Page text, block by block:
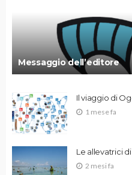
Messaggio dell’editore
Il viaggio di
1 mese fa
Le allevatrici
2 mesi fa